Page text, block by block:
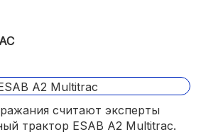
считают эксперты
трактор ESAB A2 Multitrac.